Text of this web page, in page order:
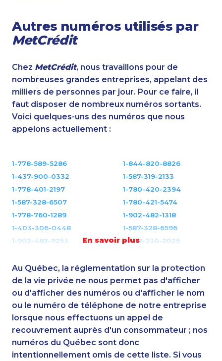
Autres numéros utilisés par
MetCrédit
Chez MetCrédit, nous travaillons pour de
nombreuses grandes entreprises, appelant des
milliers de personnes par jour. Pour ce faire, il
faut disposer de nombreux numéros sortants.
Voici quelques-uns des numéros que nous
appelons actuellement :
En savoir plus
1-778-589-5286
1-844-820-8826
1-437-900-0332
1-587-319-2133
1-778-401-2197
1-780-420-2394
1-587-328-6507
1-780-421-5474
1-778-760-1289
1-902-482-1318
1-403-306-0448
1-587-328-6596
1-902-482-9253
1-438-230-2025
1-647-722-9538
1-587-328-6618
1-514-448-1564
1-587-409-6679
1-587-328-6532
1-403-855-4049
1-587-328-6589
1-647-693-9133
1-437-900-0353
1-514-878-9572
1-778-249-5018
1-778-401-2190
1-403-306-0433
1-587-328-6554
1-647-499-8185
1-902-482-9257
Au Québec, la réglementation sur la protection
de la vie privée ne nous permet pas d'afficher
ou d'afficher des numéros ou d'afficher le nom
ou le numéro de téléphone de notre entreprise
lorsque nous effectuons un appel de
recouvrement auprès d'un consommateur ; nos
numéros du Québec sont donc
intentionnellement omis de cette liste. Si vous